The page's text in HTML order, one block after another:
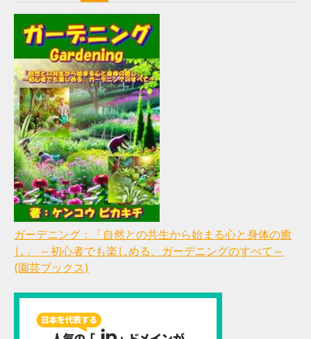
ガーデニング：「自然との共生から始まる心と身体の癒
し」 ～初心者でも楽しめる、ガーデニングのすべて～
(園芸ブックス)